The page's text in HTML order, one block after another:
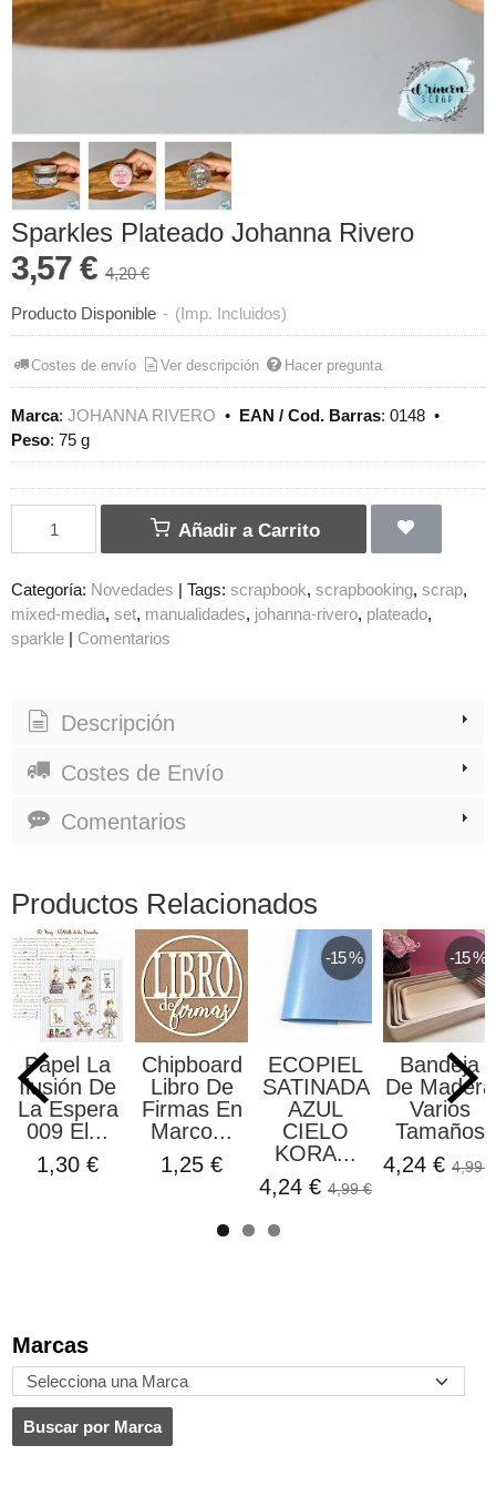
Marcas
Sparkles Plateado Johanna Rivero
3,57 € 4,20 €
Producto Disponible - (Imp. Incluidos)
Costes de envío Ver descripción Hacer pregunta
Marca: JOHANNA RIVERO • EAN / Cod. Barras: 0148 •
Peso: 75 g
Añadir a Carrito
Categoría: Novedades | Tags: scrapbook scrapbooking scrap
mixed-media set manualidades johanna-rivero plateado
sparkle | Comentarios
Descripción
Costes de Envío
Comentarios
Productos Relacionados
Papel La
Ilusión De
La Espera
009 El...
1,30 €
Chipboard
Libro De
Firmas En
Marco...
1,25 €
-15 %
ECOPIEL
SATINADA
AZUL
CIELO
KORA...
4,24 € 4,99 €
-15 %
Bandeja
De Madera
Varios
Tamaños
4,24 € 4,99 €